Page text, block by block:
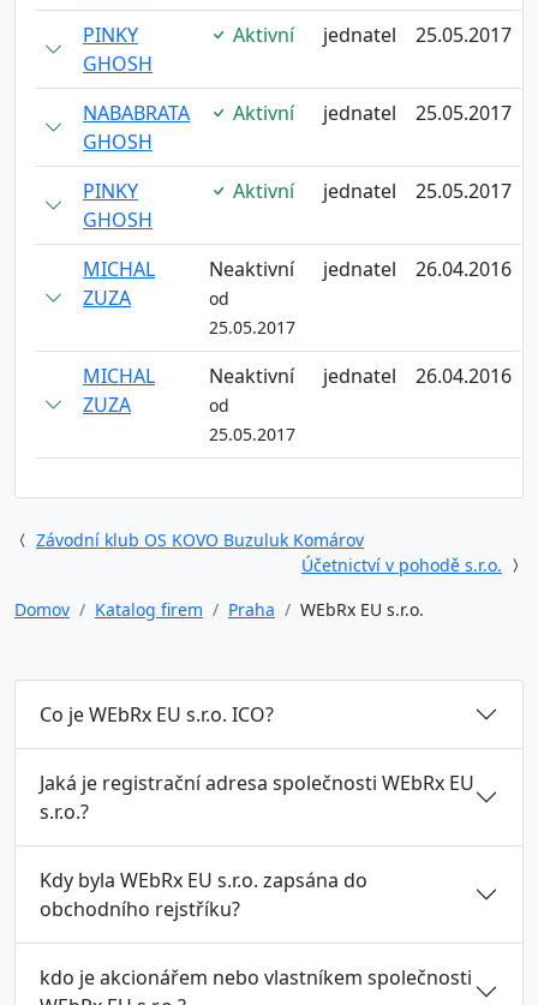
PINKY
GHOSH
Aktivní jednatel 25.05.2017
NABABRATA
GHOSH
Aktivní jednatel 25.05.2017
PINKY
GHOSH
Aktivní jednatel 25.05.2017
MICHAL
ZUZA
Neaktivní
od
25.05.2017
jednatel 26.04.2016
MICHAL
ZUZA
Neaktivní
od
25.05.2017
jednatel 26.04.2016
Závodní klub OS KOVO Buzuluk Komárov
Účetnictví v pohodě s.r.o.
Domov
Katalog firem Praha WEbRx EU s.r.o.
Co je WEbRx EU s.r.o. ICO?
Jaká je registrační adresa společnosti WEbRx EU
s.r.o.?
Kdy byla WEbRx EU s.r.o. zapsána do
obchodního rejstříku?
kdo je akcionářem nebo vlastníkem společnosti